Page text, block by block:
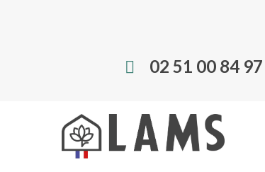
02 51 00 84 97